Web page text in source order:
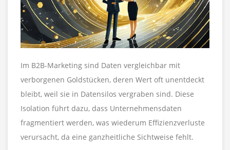
Im B2B-Marketing sind Daten vergleichbar mit
verborgenen Goldstücken, deren Wert oft unentdeckt
bleibt, weil sie in Datensilos vergraben sind. Diese
Isolation führt dazu, dass Unternehmensdaten
fragmentiert werden, was wiederum Effizienzverluste
verursacht, da eine ganzheitliche Sichtweise fehlt.